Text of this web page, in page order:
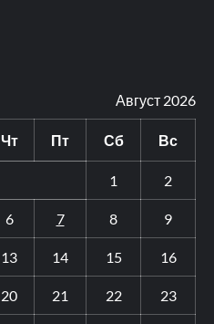
Август 2026
Чт Пт Сб Вс
1 2
6 7 8 9
13 14 15 16
20 21 22 23